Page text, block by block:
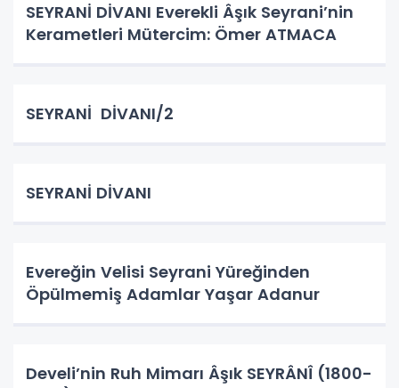
SEYRANİ DİVANI Everekli Âşık Seyrani’nin
Kerametleri Mütercim: Ömer ATMACA
SEYRANİ DİVANI/2
SEYRANİ DİVANI
Evereğin Velisi Seyrani Yüreğinden
Öpülmemiş Adamlar Yaşar Adanur
Develi’nin Ruh Mimarı Âşık SEYRÂNÎ (1800-